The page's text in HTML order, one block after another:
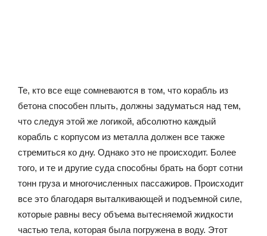
Те, кто все еще сомневаются в том, что корабль из
бетона способен плыть, должны задуматься над тем,
что следуя этой же логикой, абсолютно каждый
корабль с корпусом из металла должен все также
стремиться ко дну. Однако это не происходит. Более
того, и те и другие суда способны брать на борт сотни
тонн груза и многочисленных пассажиров. Происходит
все это благодаря выталкивающей и подъемной силе,
которые равны весу объема вытесняемой жидкости
частью тела, которая была погружена в воду. Этот